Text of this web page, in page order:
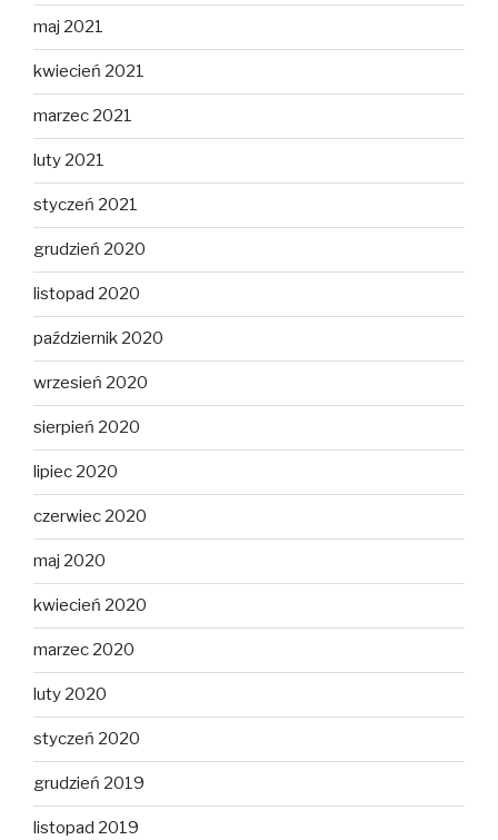
maj 2021
kwiecień 2021
marzec 2021
luty 2021
styczeń 2021
grudzień 2020
listopad 2020
październik 2020
wrzesień 2020
sierpień 2020
lipiec 2020
czerwiec 2020
maj 2020
kwiecień 2020
marzec 2020
luty 2020
styczeń 2020
grudzień 2019
listopad 2019